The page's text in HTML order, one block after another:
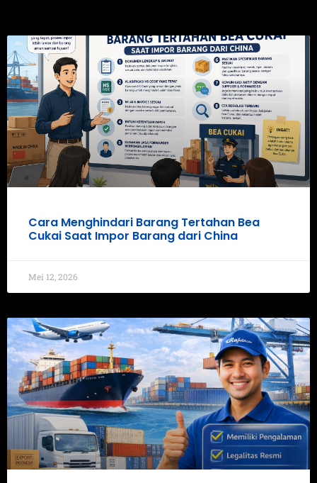
Cara Menghindari Barang Tertahan Bea
Cukai Saat Impor Barang dari China
Mei 12, 2026